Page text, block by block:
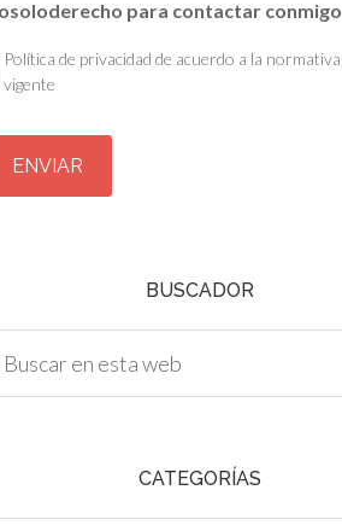
para contactar conmigo
Política de privacidad de acuerdo a la normativa
vigente
BUSCADOR
CATEGORÍAS